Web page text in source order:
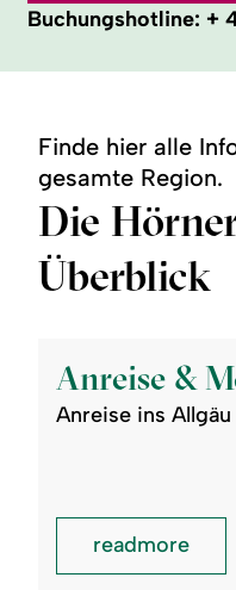
Buchungshotline: +
Finde hier alle
gesamte Region.
Die
Überblick
Anreise &
Anreise ins
Anreise
Mobilität
readmore